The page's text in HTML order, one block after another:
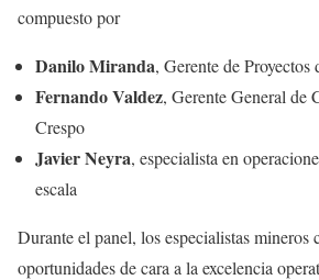
compuesto por
Danilo Miranda, Gerente de Proyectos
FernandoValdez, Gerente General de
Crespo
JavierNeyra, especialista en
escala
Durante el panel, los especialistas mineros
oportunidades de cara a la excelencia